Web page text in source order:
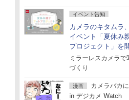
イベント告知
カメラのキタムラ
イベント「夏休み
プロジェクト」を
ミラーレスカメラで
づくり
漫画
カメラバカ
in デジカメ Watch